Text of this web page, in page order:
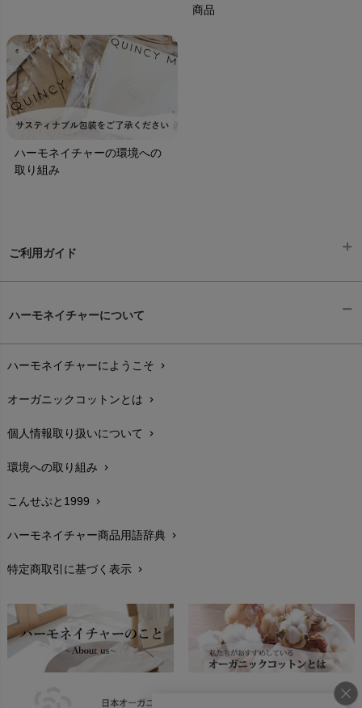
商品
ハーモネイチャーの環境への
取り組み
ご利用ガイド
配送と送料chevron_right
在庫状況と発送予定chevron_right
サイズ・寸法chevron_right
生地・素材chevron_right
お手入れについて
レビューを書こうchevron_right
返品交換chevron_right
FAXでのご注文
お問い合わせchevron_right
ハーモネイチャーについて
ハーモネイチャーにようこそ chevron_right
オーガニックコットンとは chevron_right
個人情報取り扱いについて chevron_right
環境への取り組み chevron_right
こんせぷと1999 chevron_right
ハーモネイチャー商品用語辞典 chevron_right
特定商取引に基づく表示 chevron_right